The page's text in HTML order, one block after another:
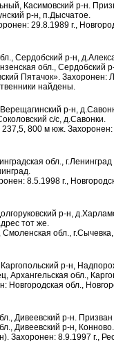
Касимовский р-н.
р-н, п.Дысчатое.
29.8.1989 г.,
Сердобский р-н,
обл., Сердобский
Пятачок». Захоронен:
найдены.
р-н,
с/с, д.Савонки.
800 м юж. Захоронен:
обл.,
8.5.1998 г.,
р-н,
тот же.
обл.,
р-н,
обл.,
Новгородская обл.,
Дивеевский р-н.
Дивеевский р-н, Конново.
Захоронен: 8.9.1997 г.,